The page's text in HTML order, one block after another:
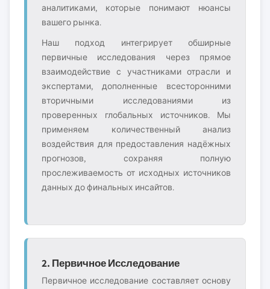
аналитиками, которые понимают нюансы
вашего рынка.
Наш подход интегрирует обширные
первичные исследования через прямое
взаимодействие с участниками отрасли и
экспертами, дополненные всесторонними
вторичными исследованиями из
проверенных глобальных источников. Мы
применяем количественный анализ
воздействия для предоставления надёжных
прогнозов, сохраняя полную
прослеживаемость от исходных источников
данных до финальных инсайтов.
2. Первичное Исследование
Первичное исследование составляет основу